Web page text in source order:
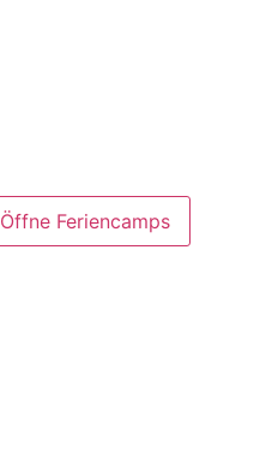
Öffne Feriencamps